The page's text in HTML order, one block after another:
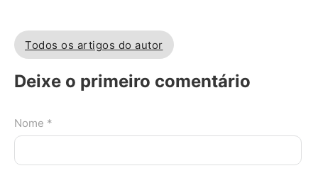
Todos os artigos do autor
Deixe o primeiro comentário
Nome *